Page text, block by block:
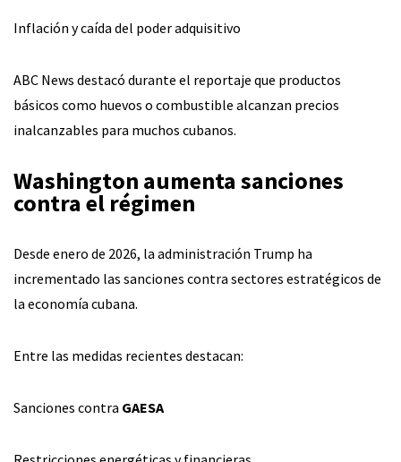
Inflación y caída del poder adquisitivo
ABC News destacó durante el reportaje que productos
básicos como huevos o combustible alcanzan precios
inalcanzables para muchos cubanos.
Washington aumenta sanciones
contra el régimen
Desde enero de 2026, la administración Trump ha
incrementado las sanciones contra sectores estratégicos de
la economía cubana.
Entre las medidas recientes destacan:
Sanciones contra GAESA